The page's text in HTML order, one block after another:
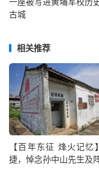
古城
相关推荐
【百年东征 烽火记忆
捷，悼念孙中山先生及